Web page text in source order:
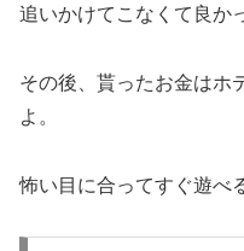
追いかけてこなくて良か
その後、貰ったお金はホ
よ。
怖い目に合ってすぐ遊べ